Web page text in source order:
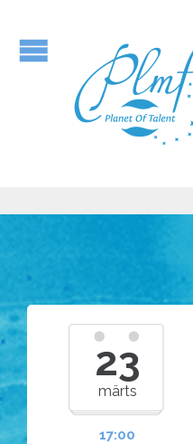
23
märts
17:00